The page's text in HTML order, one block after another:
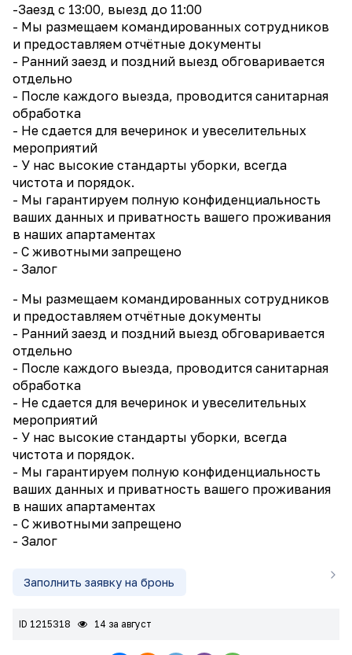
-Заезд с 13:00, выезд до 11:00
- Мы размещаем командированных сотрудников
и предоставляем отчётные документы
- Ранний заезд и поздний выезд обговаривается
отдельно
- После каждого выезда, проводится санитарная
обработка
- Не сдается для вечеринок и увеселительных
мероприятий
- У нас высокие стандарты уборки, всегда
чистота и порядок.
- Мы гарантируем полную конфиденциальность
ваших данных и приватность вашего проживания
в наших апартаментах
- С животными запрещено
- Залог
- Мы размещаем командированных сотрудников
и предоставляем отчётные документы
- Ранний заезд и поздний выезд обговаривается
отдельно
- После каждого выезда, проводится санитарная
обработка
- Не сдается для вечеринок и увеселительных
мероприятий
- У нас высокие стандарты уборки, всегда
чистота и порядок.
- Мы гарантируем полную конфиденциальность
ваших данных и приватность вашего проживания
в наших апартаментах
- С животными запрещено
- Залог
Заполнить заявку на бронь
ID 1215318 14 за август